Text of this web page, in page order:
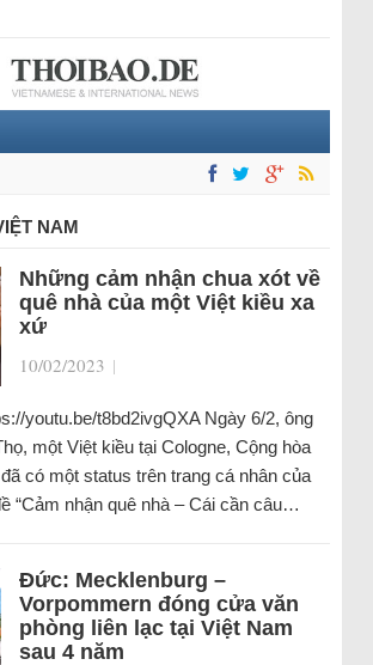
NAM
Những cảm nhận chua xót về
quê nhà của một Việt kiều xa
xứ
10/02/2023 |
youtu.be/t8bd2ivgQXA Ngày 6/2, ông
một Việt kiều tại Cologne, Cộng hòa
có một status trên trang cá nhân của
“Cảm nhận quê nhà – Cái cần câu…
Đức: Mecklenburg –
Vorpommern đóng cửa văn
phòng liên lạc tại Việt Nam
sau 4 năm